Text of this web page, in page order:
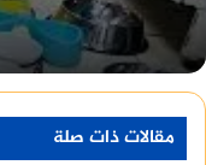
نديم يتمكن
يوضحالاولأن
عن موكله. يُعجب
شخص موهوب
مقالات ذات صلة